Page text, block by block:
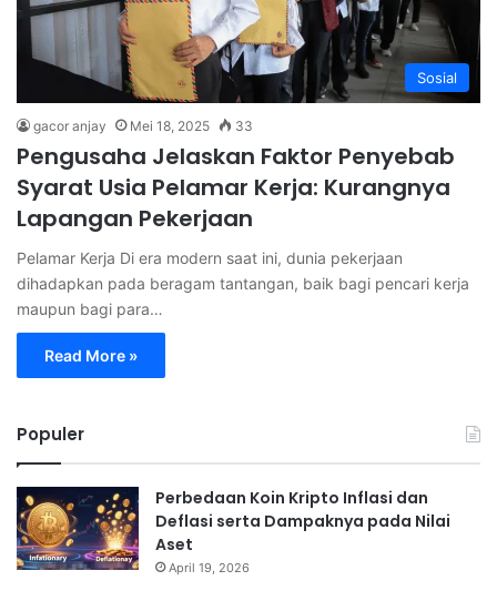
Sosial
gacor anjay Mei 18, 2025 33
Pengusaha Jelaskan Faktor Penyebab
Syarat Usia Pelamar Kerja: Kurangnya
Lapangan Pekerjaan
Pelamar Kerja Di era modern saat ini, dunia pekerjaan
dihadapkan pada beragam tantangan, baik bagi pencari kerja
maupun bagi para…
Read More »
Populer
Perbedaan Koin Kripto Inflasi dan
Deflasi serta Dampaknya pada Nilai
Aset
April 19, 2026